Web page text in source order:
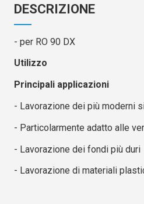
DESCRIZIONE
- per RO 90 DX
Utilizzo
Principali applicazioni
- Lavorazione dei più moderni
- Particolarmente adatto alle
- Lavorazione dei fondi più duri
- Lavorazione di materiali